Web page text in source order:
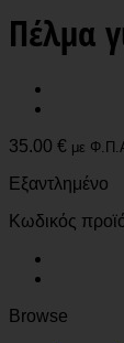
Πέλμα
35.00 € με
Εξαντλημένο
Κωδικός
Browse